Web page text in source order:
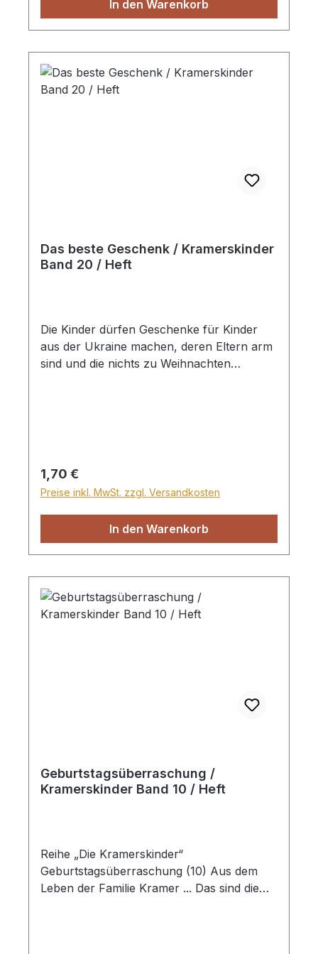
In den Warenkorb
Das beste Geschenk / Kramerskinder
Band 20 / Heft
Die Kinder dürfen Geschenke für Kinder
aus der Ukraine machen, deren Eltern arm
sind und die nichts zu Weihnachten
Regulärer Preis:
1,70 €
Preise inkl. MwSt. zzgl. Versandkosten
In den Warenkorb
Geburtstagsüberraschung /
Kramerskinder Band 10 / Heft
Reihe „Die Kramerskinder“
Geburtstagsüberraschung (10) Aus dem
Leben der Familie Kramer ... Das sind die